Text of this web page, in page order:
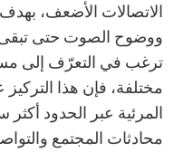
الاتصالات الأضعف،
ووضوح الصوت حتى تبقى
ترغب في التعرّف إلى
مختلفة، فإن هذا
المرئية عبر الحدود
محادثات المجتمع